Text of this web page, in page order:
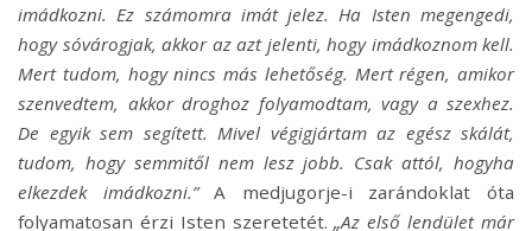
imádkozni. Ez számomra imát jelez. Ha Isten megengedi,
hogy sóvárogjak, akkor az azt jelenti, hogy imádkoznom kell.
Mert tudom, hogy nincs más lehetőség. Mert régen, amikor
szenvedtem, akkor droghoz folyamodtam, vagy a szexhez.
De egyik sem segített. Mivel végigjártam az egész skálát,
tudom, hogy semmitől nem lesz jobb. Csak attól, hogyha
elkezdek imádkozni.”A medjugorje-i zarándoklat óta
folyamatosan érzi Isten szeretetét.„Az első lendület már